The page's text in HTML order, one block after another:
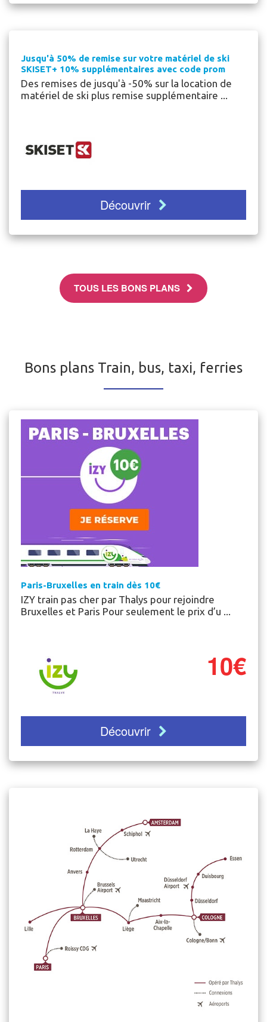
Jusqu'à 50% de remise sur votre matériel de ski
SKISET+ 10% supplémentaires avec code prom
Des remises de jusqu'à -50% sur la location de
matériel de ski plus remise supplémentaire ...
Découvrir
TOUS LES BONS PLANS
Bons plans Train, bus, taxi, ferries
Paris-Bruxelles en train dès 10€
IZY train pas cher par Thalys pour rejoindre
Bruxelles et Paris Pour seulement le prix d’u ...
10€
Découvrir